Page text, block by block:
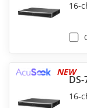
16-
NEW
16-